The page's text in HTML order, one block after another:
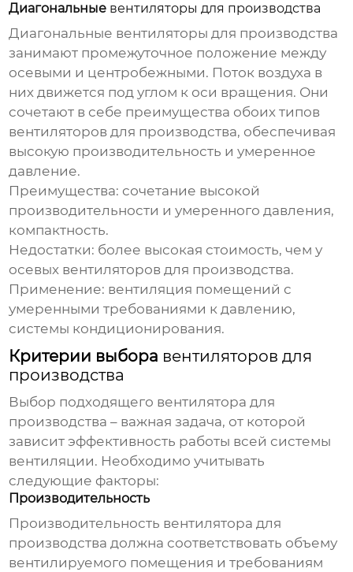
Диагональные вентиляторы для производства
Диагональные вентиляторы для производства
занимают промежуточное положение между
осевыми и центробежными. Поток воздуха в
них движется под углом к оси вращения. Они
сочетают в себе преимущества обоих типов
вентиляторов для производства, обеспечивая
высокую производительность и умеренное
давление.
Преимущества: сочетание высокой
производительности и умеренного давления,
компактность.
Недостатки: более высокая стоимость, чем у
осевых вентиляторов для производства.
Применение: вентиляция помещений с
умеренными требованиями к давлению,
системы кондиционирования.
Критерии выбора вентиляторов для
производства
Выбор подходящего вентилятора для
производства – важная задача, от которой
зависит эффективность работы всей системы
вентиляции. Необходимо учитывать
следующие факторы:
Производительность
Производительность вентилятора для
производства должна соответствовать объему
вентилируемого помещения и требованиям